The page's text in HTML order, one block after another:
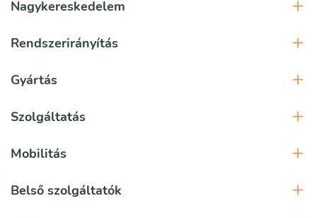
Nagykereskedelem
Rendszerirányítás
Gyártás
Szolgáltatás
Mobilitás
Belső szolgáltatók